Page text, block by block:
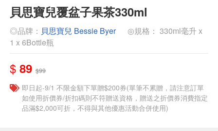
貝思寶兒覆盆子果茶330ml
◎品牌： 貝思寶兒 Bessie Byer
◎規格： 330ml毫升 x
1 x 6Bottle瓶
$ 89 $99
即日起-9/1 不限金額下單贈$200券(單筆不累贈，請注意訂單
如使用折價券/折扣碼則不符贈送資格，贈送之折價券消費指定
品滿$2,000可折，不得與其他優惠活動合併使用)